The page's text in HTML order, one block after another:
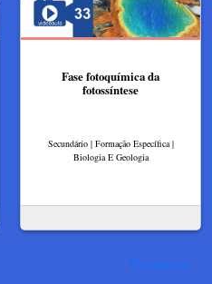
Fase fotoquímica da
fotossíntese
Secundário | Formação Específica |
Biologia E Geologia
Ver mais